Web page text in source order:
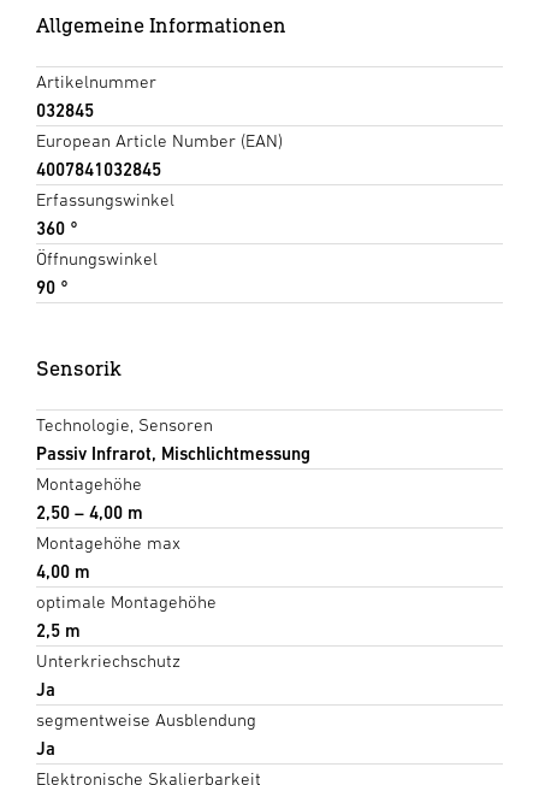
Allgemeine Informationen
Artikelnummer
032845
European Article Number (EAN)
4007841032845
Erfassungswinkel
360 °
Öffnungswinkel
90 °
Sensorik
Technologie, Sensoren
Passiv Infrarot, Mischlichtmessung
Montagehöhe
2,50 – 4,00 m
Montagehöhe max
4,00 m
optimale Montagehöhe
2,5 m
Unterkriechschutz
Ja
segmentweise Ausblendung
Ja
Elektronische Skalierbarkeit